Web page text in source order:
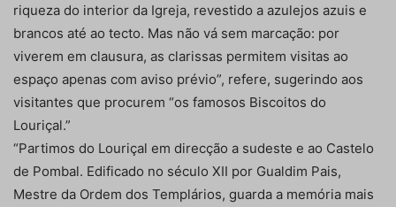
riqueza do interior da Igreja, revestido a azulejos azuis e
brancos até ao tecto. Mas não vá sem marcação: por
viverem em clausura, as clarissas permitem visitas ao
espaço apenas com aviso prévio”, refere, sugerindo aos
visitantes que procurem “os famosos Biscoitos do
Louriçal.”
“Partimos do Louriçal em direcção a sudeste e ao Castelo
de Pombal. Edificado no século XII por Gualdim Pais,
Mestre da Ordem dos Templários, guarda a memória mais